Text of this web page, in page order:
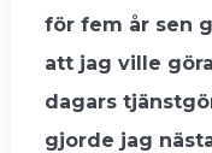
för fem år sen
att jag ville
dagars
gjorde jag